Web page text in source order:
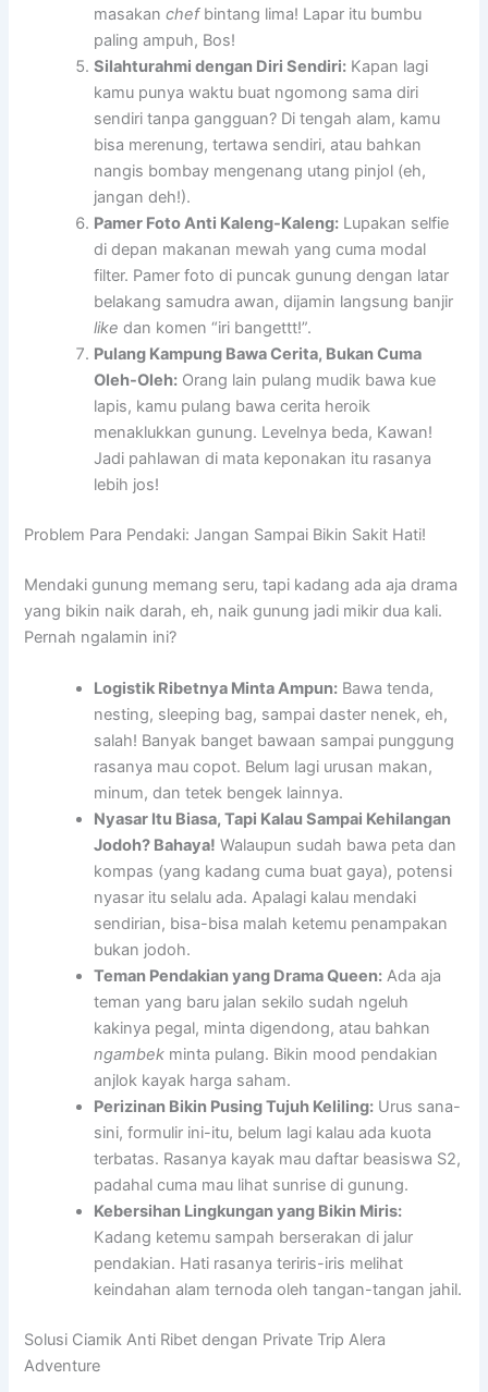
masakanchefbintang lima! Lapar itu bumbu
paling ampuh, Bos!
Silahturahmi dengan Diri Sendiri: Kapan lagi
kamu punya waktu buat ngomong sama diri
sendiri tanpa gangguan? Di tengah alam, kamu
bisa merenung, tertawa sendiri, atau bahkan
nangis bombay mengenang utang pinjol (eh,
jangan deh!).
Pamer Foto Anti Kaleng-Kaleng: Lupakan selfie
di depan makanan mewah yang cuma modal
filter. Pamer foto di puncak gunung dengan latar
belakang samudra awan, dijamin langsung banjir
like dan komen “iri bangettt!”.
Pulang Kampung Bawa Cerita, Bukan Cuma
Oleh-Oleh: Orang lain pulang mudik bawa kue
lapis, kamu pulang bawa cerita heroik
menaklukkan gunung. Levelnya beda, Kawan!
Jadi pahlawan di mata keponakan itu rasanya
lebih jos!
Problem Para Pendaki: Jangan Sampai Bikin Sakit Hati!
Mendaki gunung memang seru, tapi kadang ada aja drama
yang bikin naik darah, eh, naik gunung jadi mikir dua kali.
Pernah ngalamin ini?
Logistik Ribetnya Minta Ampun: Bawa tenda,
nesting, sleeping bag, sampai daster nenek, eh,
salah! Banyak banget bawaan sampai punggung
rasanya mau copot. Belum lagi urusan makan,
minum, dan tetek bengek lainnya.
Nyasar Itu Biasa, Tapi Kalau Sampai Kehilangan
Jodoh? Bahaya! Walaupun sudah bawa peta dan
kompas (yang kadang cuma buat gaya), potensi
nyasar itu selalu ada. Apalagi kalau mendaki
sendirian, bisa-bisa malah ketemu penampakan
bukan jodoh.
Teman Pendakian yang Drama Queen: Ada aja
teman yang baru jalan sekilo sudah ngeluh
kakinya pegal, minta digendong, atau bahkan
ngambek minta pulang. Bikin mood pendakian
anjlok kayak harga saham.
Perizinan Bikin Pusing Tujuh Keliling: Urus sana-
sini, formulir ini-itu, belum lagi kalau ada kuota
terbatas. Rasanya kayak mau daftar beasiswa S2,
padahal cuma mau lihat sunrise di gunung.
Kebersihan Lingkungan yang Bikin Miris:
Kadang ketemu sampah berserakan di jalur
pendakian. Hati rasanya teriris-iris melihat
keindahan alam ternoda oleh tangan-tangan jahil.
Solusi Ciamik Anti Ribet dengan Private Trip Alera
Adventure